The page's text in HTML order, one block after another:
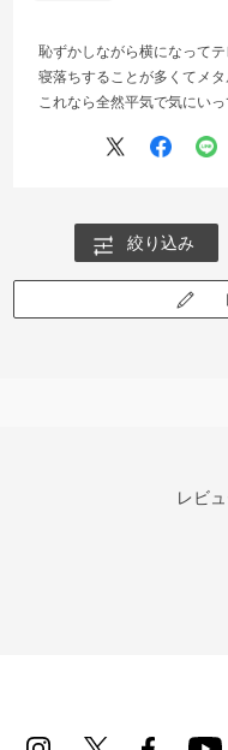
恥ずかしながら横になって
寝落ちすることが多くてメ
これなら全然平気で気にい
絞り込み
レビ